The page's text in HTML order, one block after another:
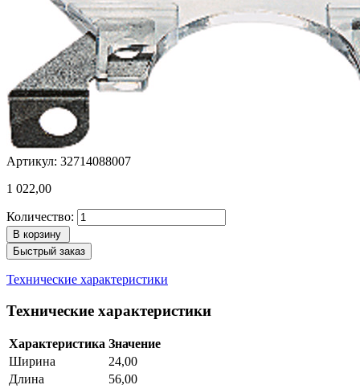
Артикул: 32714088007
1 022,00
Количество:
В корзину
Быстрый заказ
Технические характеристики
Технические характеристики
Характеристика Значение
Ширина
24,00
Длина
56,00